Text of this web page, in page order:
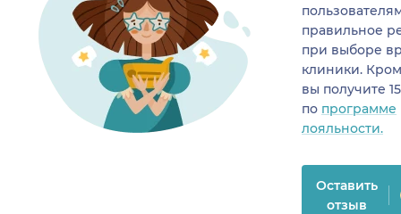
правильное
при выборе
клиники.
вы получите
по программе
лояльности.
Оставить
отзыв